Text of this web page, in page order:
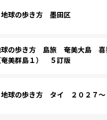
球の歩き方 墨田区
の歩き方 島旅 奄美大島
奄美群島１） ５訂版
球の歩き方 タイ ２０２７～